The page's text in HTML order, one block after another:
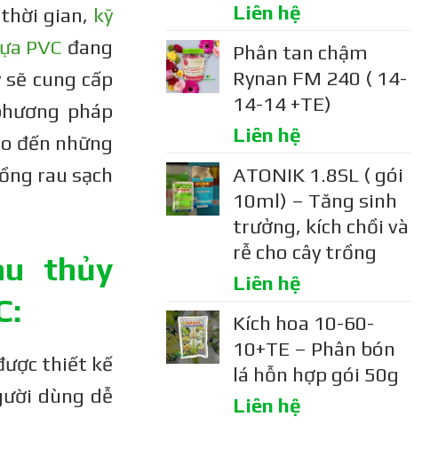
gian, kỹ
PVC đang
cung cấp
pháp
đến những
rau sạch
thủy
thiết kế
dùng dễ
Liên hệ
Phân tan chậm
Rynan FM 240 ( 14-
14-14 +TE)
Liên hệ
ATONIK 1.8SL ( gói
10ml) – Tăng sinh
trưởng, kích chồi và
rễ cho cây trồng
Liên hệ
Kích hoa 10-60-
10+TE – Phân bón
lá hỗn hợp gói 50g
Liên hệ